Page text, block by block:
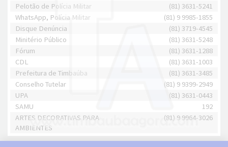
Pelotão de Polícia Militar
(81) 3631-5241
WhatsApp, Polícia Militar
(81) 9 9985-1855
Disque Denúncia
(81) 3719-4545
Minitério Público
(81) 3631-5248
Fórum
(81) 3631-1288
CDL
(81) 3631-1003
Prefeitura de Timbaúba
(81) 3631-3485
Conselho Tutelar
(81) 9 9399-2949
UPA
(81) 3631-0443
SAMU
192
ARTES DECORATIVAS PARA
AMBIENTES
(81) 9 9964-3026